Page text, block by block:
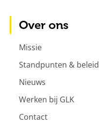
Over ons
Missie
Standpunten & beleid
Nieuws
Werken bij GLK
Contact